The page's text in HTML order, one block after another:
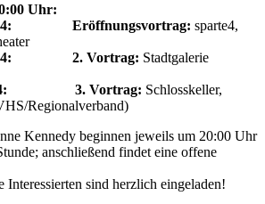
Uhr:
Eröffnungsvortrag: sparte4,
2. Vortrag: Stadtgalerie
3. Vortrag: Schlosskeller,
Regionalverband)
Kennedy beginnen jeweils um 20:00 Uhr
anschließend findet eine offene
sind herzlich eingeladen!